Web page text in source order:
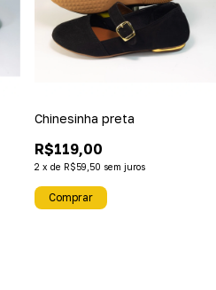
Chinesinha preta
R$119,00
2 x de R$59,50 sem juros
Comprar